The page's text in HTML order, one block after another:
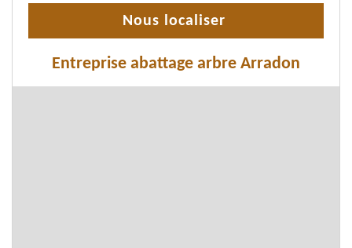
Nous localiser
Entreprise abattage arbre Arradon